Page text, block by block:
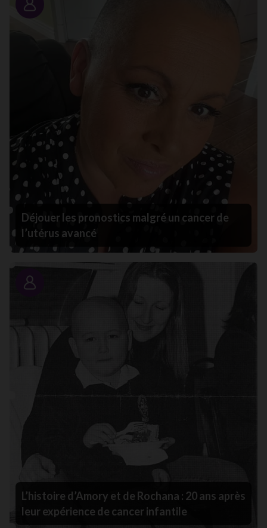
Portrait
Déjouer les pronostics malgré un cancer de
l’utérus avancé
Portrait
L’histoire d’Amory et de Rochana : 20 ans après
leur expérience de cancer infantile